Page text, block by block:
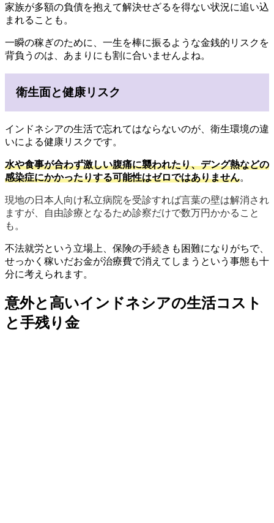
家族が多額の負債を抱えて解決せざるを得ない状況に追い込
まれることも。
一瞬の稼ぎのために、一生を棒に振るような金銭的リスクを
背負うのは、あまりにも割に合いませんよね。
衛生面と健康リスク
インドネシアの生活で忘れてはならないのが、衛生環境の違
いによる健康リスクです。
水や食事が合わず激しい腹痛に襲われたり、デング熱などの
感染症にかかったりする可能性はゼロではありません。
現地の日本人向け私立病院を受診すれば言葉の壁は解消され
ますが、自由診療となるため診察だけで数万円かかること
も。
不法就労という立場上、保険の手続きも困難になりがちで、
せっかく稼いだお金が治療費で消えてしまうという事態も十
分に考えられます。
意外と高いインドネシアの生活コスト
と手残り金